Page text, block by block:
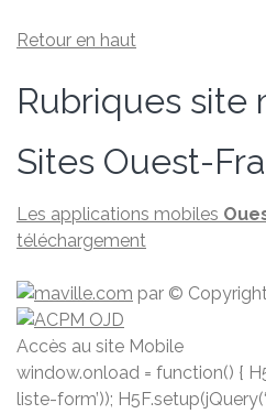
Retour en haut
Rubriques site
Sites Ouest-
Les applications mobiles
téléchargement
par ©
Accès au site Mobile
window.onload = function() {
liste-form’));